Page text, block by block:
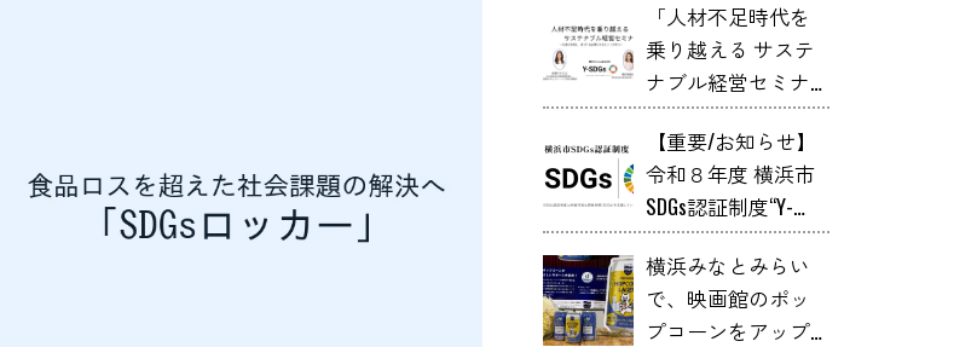
「人材不足時代を
乗り越える サステ
ナブル経営セミナ
ー」開催
【重要/お知らせ】
令和８年度 横浜市
SDGs認証制度“Y-
SDGs” 申請スケジュ
ール
横浜みなとみらい
で、映画館のポッ
プコーンをアップ